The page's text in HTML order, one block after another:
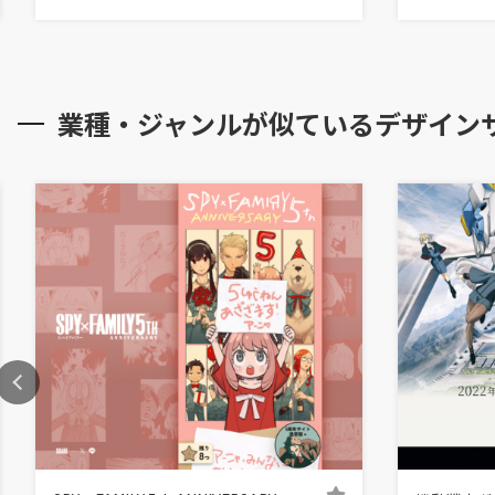
業種・ジャンルが似ているデザイン